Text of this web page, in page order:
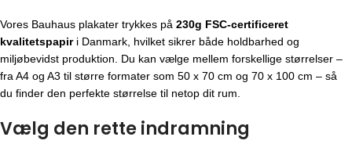
Vores Bauhaus plakater trykkes på 230g FSC-certificeret
kvalitetspapiri Danmark, hvilket sikrer både holdbarhed og
miljøbevidst produktion. Du kan vælge mellem forskellige størrelser –
fra A4 og A3 til større formater som 50 x 70 cm og 70 x 100 cm – så
du finder den perfekte størrelse til netop dit rum.
Vælg den rette indramning